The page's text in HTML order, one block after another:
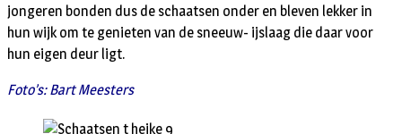
jongeren bonden dus de schaatsen onder en bleven lekker in
hun wijk om te genieten van de sneeuw- ijslaag die daar voor
hun eigen deur ligt.
Foto’s: Bart Meesters